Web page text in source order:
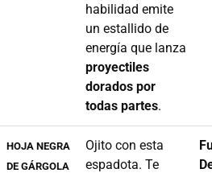
habilidad emite
un estallido de
energía que lanza
proyectiles
dorados por
todas partes.
HOJA NEGRA
DE GÁRGOLA
Ojito con esta
espadota. Te